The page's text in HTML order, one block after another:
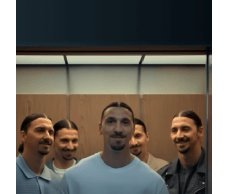
jednotlivců, kteří usilují o to, aby jejich peníze pracovaly
efektivně, a to jak aktivně, tak pasivně.